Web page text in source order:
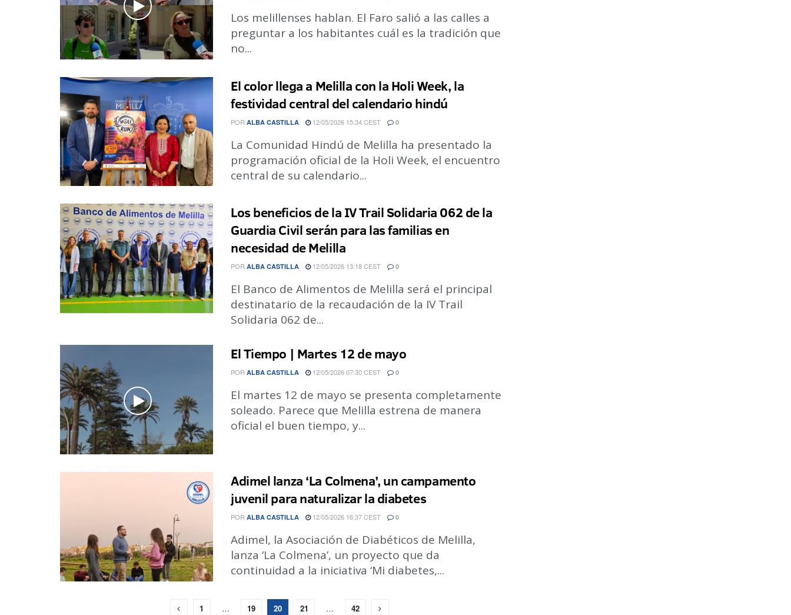
Los melillenses hablan. El Faro salió a las calles a
preguntar a los habitantes cuál es la tradición que
no...
El color llega a Melilla con la Holi Week, la
festividad central del calendario hindú
POR ALBA CASTILLA 12/05/2026 15:34 CEST 0
La Comunidad Hindú de Melilla ha presentado la
programación oficial de la Holi Week, el encuentro
central de su calendario...
Los beneficios de la IV Trail Solidaria 062 de la
Guardia Civil serán para las familias en
necesidad de Melilla
POR ALBA CASTILLA 12/05/2026 13:18 CEST 0
El Banco de Alimentos de Melilla será el principal
destinatario de la recaudación de la IV Trail
Solidaria 062 de...
El Tiempo | Martes 12 de mayo
POR ALBA CASTILLA 12/05/2026 07:30 CEST 0
El martes 12 de mayo se presenta completamente
soleado. Parece que Melilla estrena de manera
oficial el buen tiempo, y...
Adimel lanza ‘La Colmena’, un campamento
juvenil para naturalizar la diabetes
POR ALBA CASTILLA 12/05/2026 16:37 CEST 0
Adimel, la Asociación de Diabéticos de Melilla,
lanza ‘La Colmena’, un proyecto que da
continuidad a la iniciativa ‘Mi diabetes,...
1 … 19 20 21 … 42